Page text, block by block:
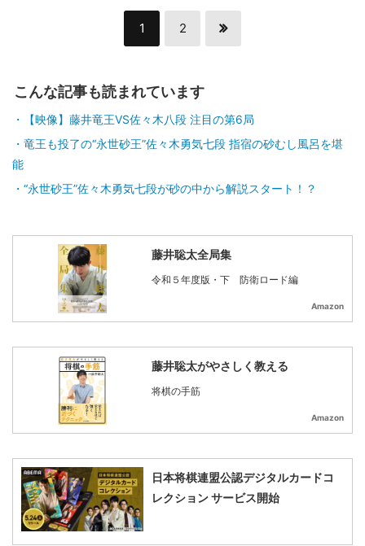
1 2
こんな記事も読まれています
【映像】藤井竜王VS佐々木八段 注目の第6局
竜王も投了の“永世砂王”佐々木勇気七段 指宿の砂むし風呂を堪
能
“永世砂王”佐々木勇気七段が砂の中から解説スタート！？
藤井聡太全局集
令和５年度版・下 防衛ロード編
Amazon
藤井聡太がやさしく教える
将棋の手筋
Amazon
日本将棋連盟公認デジタルカードコ
レクション サービス開始